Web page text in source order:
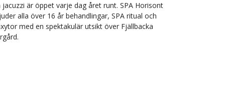
jacuzzi är öppet varje dag året runt. SPA Horisont
alla över 16 år behandlingar, SPA ritual och
med en spektakulär utsikt över Fjällbacka